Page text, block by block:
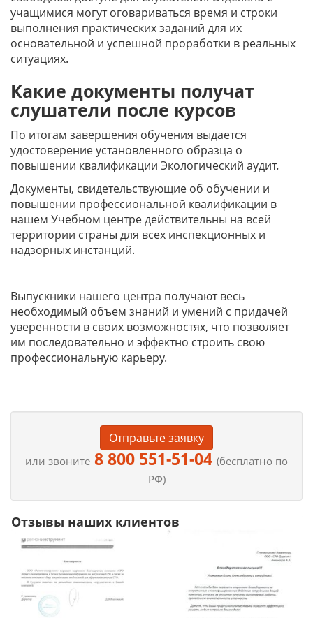
учащимися могут оговариваться время и строки
выполнения практических заданий для их
основательной и успешной проработки в реальных
ситуациях.
Какие документы получат
слушатели после курсов
По итогам завершения обучения выдается
удостоверение установленного образца о
повышении квалификации Экологический аудит.
Документы, свидетельствующие об обучении и
повышении профессиональной квалификации в
нашем Учебном центре действительны на всей
территории страны для всех инспекционных и
надзорных инстанций.
Выпускники нашего центра получают весь
необходимый объем знаний и умений с придачей
уверенности в своих возможностях, что позволяет
им последовательно и эффектно строить свою
профессиональную карьеру.
Отправьте заявку
или звоните 8 800 551-51-04 (бесплатно по
РФ)
Отзывы наших клиентов